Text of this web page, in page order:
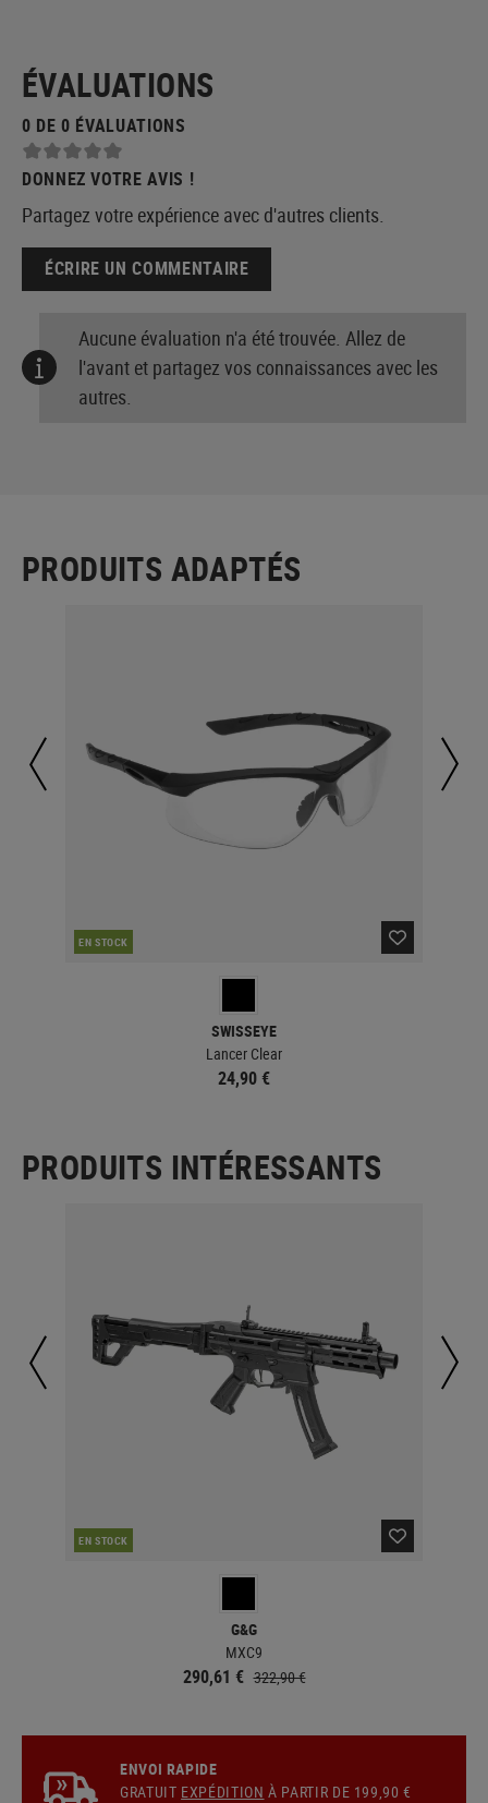
ÉVALUATIONS
0 DE 0 ÉVALUATIONS
DONNEZ VOTRE AVIS !
Partagez votre expérience avec d'autres clients.
ÉCRIRE UN COMMENTAIRE
Aucune évaluation n'a été trouvée. Allez de
l'avant et partagez vos connaissances avec les
autres.
PRODUITS ADAPTÉS
EN STOCK
SWISSEYE
Lancer Clear
24,90 €
PRODUITS INTÉRESSANTS
EN STOCK
G&G
MXC9
290,61 € 322,90 €
ENVOI RAPIDE
GRATUIT EXPÉDITION À PARTIR DE 199,90 €